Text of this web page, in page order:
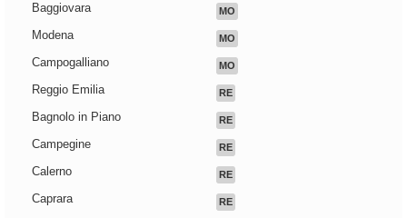
Baggiovara MO
Modena MO
Campogalliano MO
Reggio Emilia RE
Bagnolo in Piano RE
Campegine RE
Calerno RE
Caprara RE